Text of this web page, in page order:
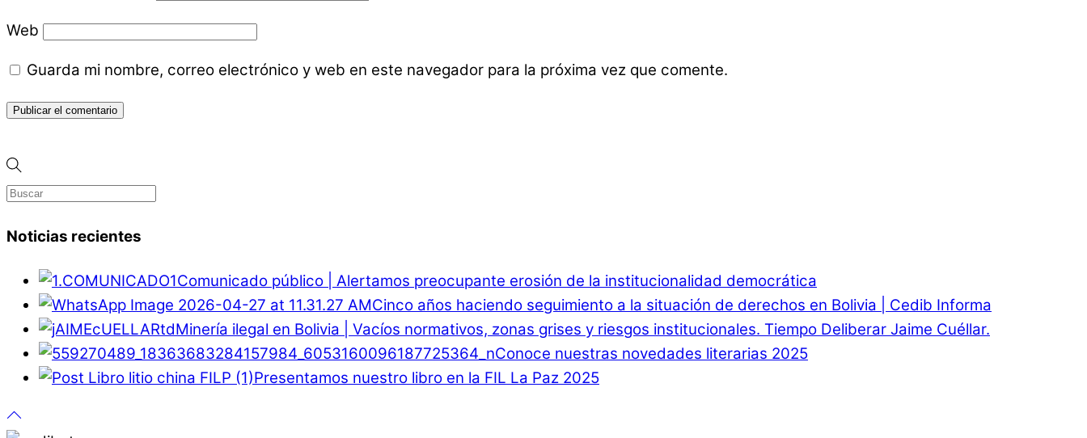
Web
Guarda mi nombre, correo electrónico y web en este navegador para la próxima vez que comente.
Noticias recientes
Comunicado público | Alertamos preocupante erosión de la institucionalidad democrática
Cinco años haciendo seguimiento a la situación de derechos en Bolivia | Cedib Informa
Minería ilegal en Bolivia | Vacíos normativos, zonas grises y riesgos institucionales. Tiempo Deliberar Jaime Cuéllar.
Conoce nuestras novedades literarias 2025
Presentamos nuestro libro en la FIL La Paz 2025